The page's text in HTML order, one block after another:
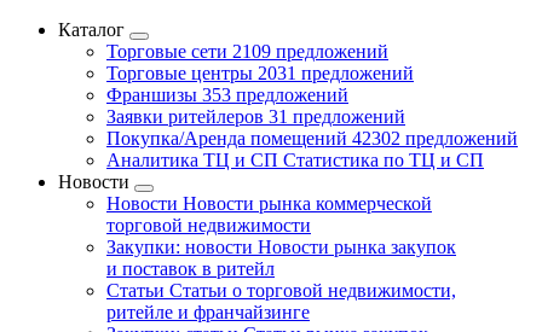
Каталог
Торговые сети 2109 предложений
Торговые центры 2031 предложений
Франшизы 353 предложений
Заявки ритейлеров 31 предложений
Покупка/Аренда помещений 42302 предложений
Аналитика ТЦ и СП Статистика по ТЦ и СП
Новости
Новости Новости рынка коммерческой
торговой недвижимости
Закупки: новости Новости рынка закупок
и поставок в ритейл
Статьи Статьи о торговой недвижимости,
ритейле и франчайзинге